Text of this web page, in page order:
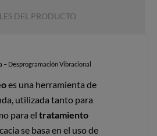
DEL PRODUCTO
– Desprogramación Vibracional
es una herramienta de
utilizada tanto para
para el tratamiento
se basa en el uso de